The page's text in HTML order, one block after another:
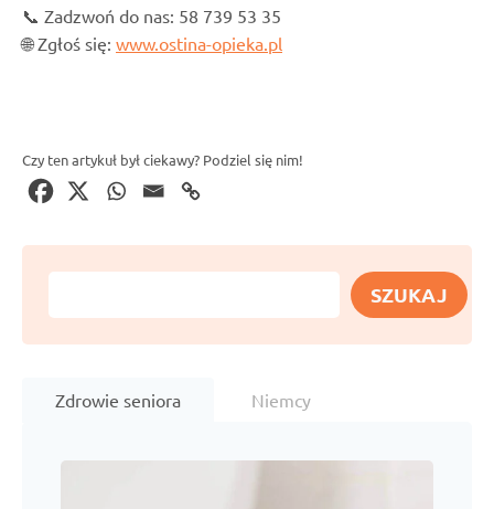
📞 Zadzwoń do nas: 58 739 53 35
🌐 Zgłoś się: www.ostina-opieka.pl
Czy ten artykuł był ciekawy? Podziel się nim!
a
SZUKAJ
Zdrowie seniora Niemcy